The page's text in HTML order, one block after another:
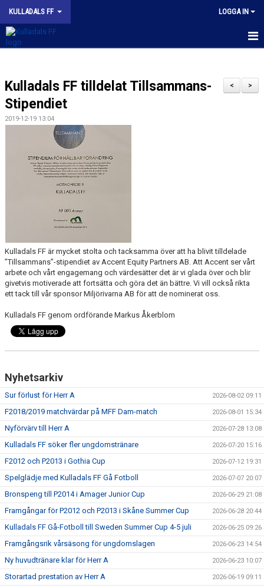
KULLADALS FF LOGGA IN
OM KLUBBEN
NYHETER
INFORMATION MED POLICY
INBETALNING
PROFILKLÄDER
KFF FACEBOOK
KFF INSTAGRAM
>
<
Kulladals FF tilldelat Tillsammans-
Stipendiet
2019-12-19 13:04
Kulladals FF är mycket stolta och tacksamma över att ha blivit tilldelade
”Tillsammans”-stipendiet av Accent Equity Partners AB. Att Accent ser vårt
arbete och vårt engagemang och värdesätter det är vi glada över och blir
givetvis motiverade att fortsätta och göra det än bättre. Vi vill också rikta
ett tack till vår sponsor Miljörivarna AB för att de nominerat oss.
Kulladals FF genom ordförande Markus Åkerblom
Nyhetsarkiv
Sur förlust för Herr A 2026-08-02 09:11
F2018/2019 matchvärdar på MFF Dam-match 2026-08-01 15:34
Nyförvärv till Herr A 2026-07-28 13:08
Kulladals FF söker fler ungdomstränare 2026-07-20 15:16
F2012 och P2013 i Gothia Cup 2026-07-12 19:31
Spelglädje med Kulladals FF Gå Fotboll 2026-07-07 20:07
Bronspeng till P2014 i Amager Junior Cup 2026-06-29 21:08
Framgångar för P2012 och P2013 i Skåne Summer Cup 2026-06-28 20:44
Kulladals FF Gå-Fotboll till Sweden Summer Cup 4-5 juli 2026-06-25 09:26
Framgångsrik vårsäsong för ungdomslagen 2026-06-23 14:54
Ny huvudtränare klar för Herr A 2026-06-23 10:07
Storartad prestation av Herr A 2026-06-19 09:11